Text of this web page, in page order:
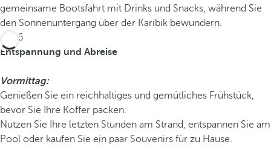
gemeinsame Bootsfahrt mit Drinks und Snacks, während Sie
den Sonnenuntergang über der Karibik bewundern.
Tag 6
Entspannung und Abreise
Vormittag:
Genießen Sie ein reichhaltiges und gemütliches Frühstück,
bevor Sie Ihre Koffer packen.
Nutzen Sie Ihre letzten Stunden am Strand, entspannen Sie am
Pool oder kaufen Sie ein paar Souvenirs für zu Hause.